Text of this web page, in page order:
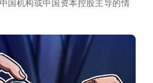
国机构或中国资本控股主导的情